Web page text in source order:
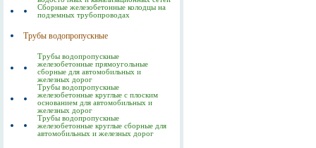
Сборные железобетонные колодцы на
подземных трубопроводах
Трубы водопропускные
Трубы водопропускные
железобетонные прямоугольные
сборные для автомобильных и
железных дорог
Трубы водопропускные
железобетонные круглые с плоским
основанием для автомобильных и
железных дорог
Трубы водопропускные
железобетонные круглые сборные для
автомобильных и железных дорог